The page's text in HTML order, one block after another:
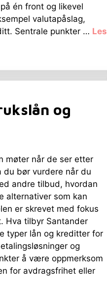
én front og likevel
valutapåslag,
Sentrale punkter … Les
og
møter når de ser etter
du bør vurdere når du
andre tilbud, hvordan
alternativer som kan
er skrevet med fokus
Hva tilbyr Santander
typer lån og kreditter for
og
å være oppmerksom
for avdragsfrihet eller